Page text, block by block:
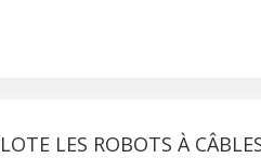
LES ROBOTS À